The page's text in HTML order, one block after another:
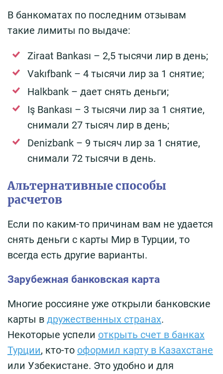
В банкоматах по последним отзывам
такие лимиты по выдаче:
Ziraat Bankası – 2,5 тысячи лир в день;
Vakıfbank – 4 тысячи лир за 1 снятие;
Halkbank – дает снять деньги;
Iş Bankası – 3 тысячи лир за 1 снятие,
снимали 27 тысяч лир в день;
Denizbank – 9 тысяч лир за 1 снятие,
снимали 72 тысячи в день.
Альтернативные способы
расчетов
Если по каким-то причинам вам не удается
снять деньги с карты Мир в Турции, то
всегда есть другие варианты.
Зарубежная банковская карта
Многие россияне уже открыли банковские
карты в дружественных странах.
Некоторые успели открыть счет в банках
Турции, кто-то оформил карту в Казахстане
или Узбекистане. Это удобно и для